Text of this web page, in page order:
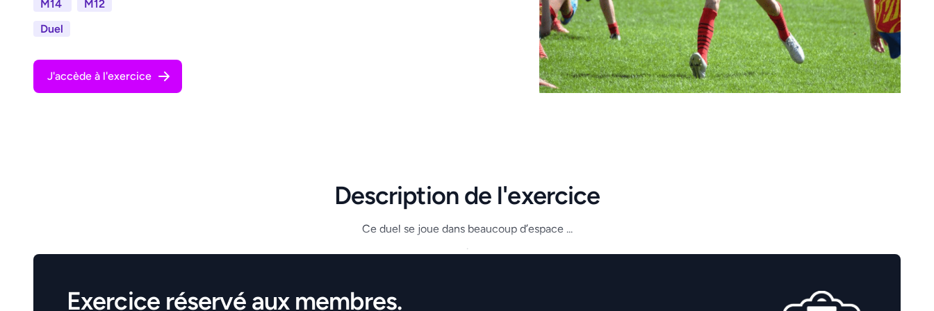
M14
M12
Duel
J'accède à l'exercice
Description de l'exercice
Ce duel se joue dans beaucoup d’espace ...
.
Exercice réservé aux membres.